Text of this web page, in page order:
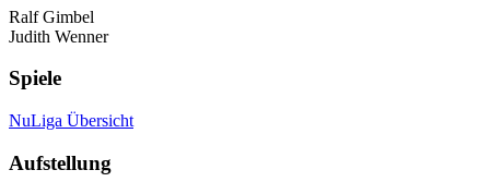
Ralf Gimbel
Judith Wenner
Spiele
NuLiga Übersicht
Aufstellung